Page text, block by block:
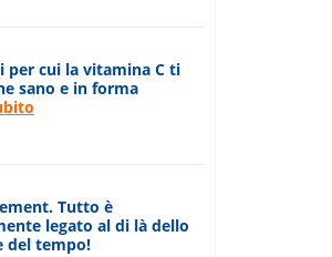
per cui la vitamina C ti
sano e in forma
Tutto è
legato al di là dello
del tempo!